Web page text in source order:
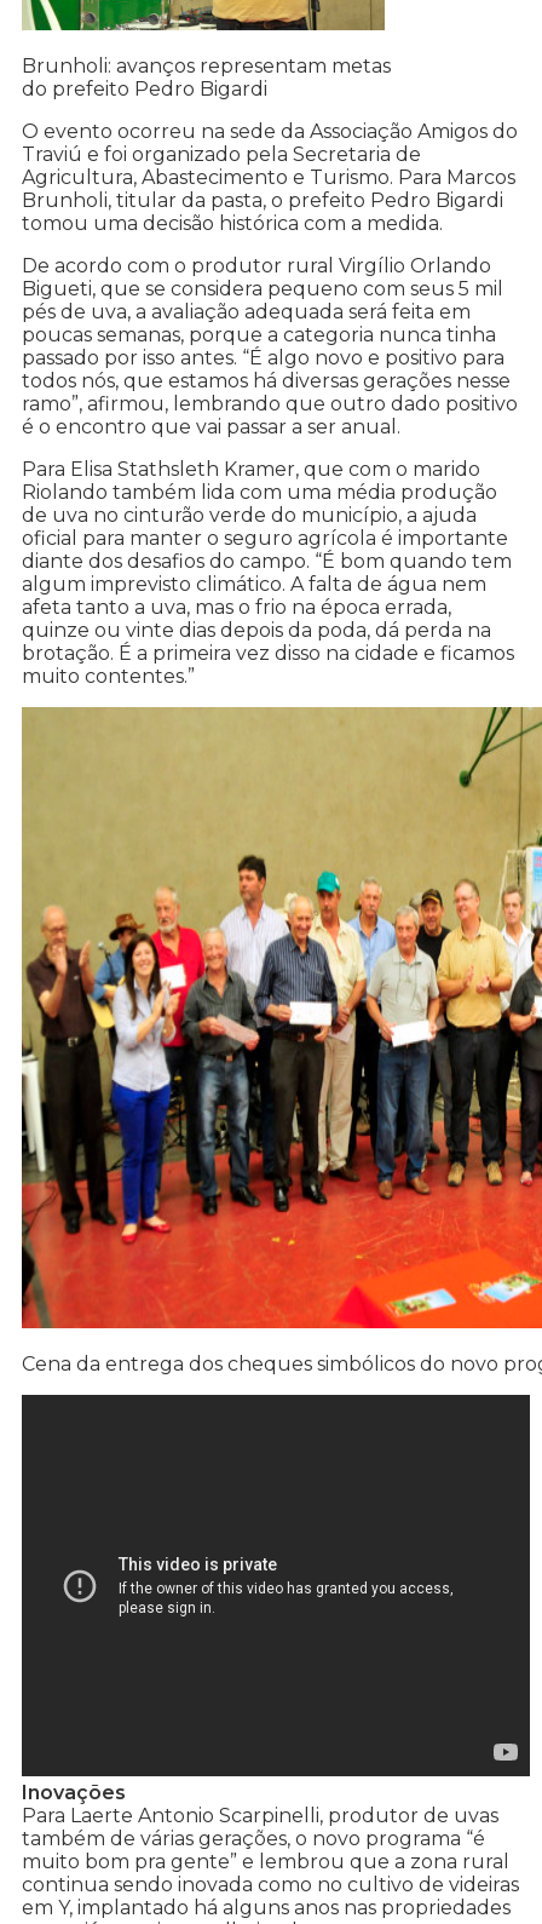
Brunholi: avanços representam metas
do prefeito Pedro Bigardi
O evento ocorreu na sede da Associação Amigos do
Traviú e foi organizado pela Secretaria de
Agricultura, Abastecimento e Turismo. Para Marcos
Brunholi, titular da pasta, o prefeito Pedro Bigardi
tomou uma decisão histórica com a medida.
De acordo com o produtor rural Virgílio Orlando
Bigueti, que se considera pequeno com seus 5 mil
pés de uva, a avaliação adequada será feita em
poucas semanas, porque a categoria nunca tinha
passado por isso antes. “É algo novo e positivo para
todos nós, que estamos há diversas gerações nesse
ramo”, afirmou, lembrando que outro dado positivo
é o encontro que vai passar a ser anual.
Para Elisa Stathsleth Kramer, que com o marido
Riolando também lida com uma média produção
de uva no cinturão verde do município, a ajuda
oficial para manter o seguro agrícola é importante
diante dos desafios do campo. “É bom quando tem
algum imprevisto climático. A falta de água nem
afeta tanto a uva, mas o frio na época errada,
quinze ou vinte dias depois da poda, dá perda na
brotação. É a primeira vez disso na cidade e ficamos
muito contentes.”
Cena da entrega dos cheques simbólicos do novo
Inovações
Para Laerte Antonio Scarpinelli, produtor de uvas
também de várias gerações, o novo programa “é
muito bom pra gente” e lembrou que a zona rural
continua sendo inovada como no cultivo de videiras
em Y, implantado há alguns anos nas propriedades